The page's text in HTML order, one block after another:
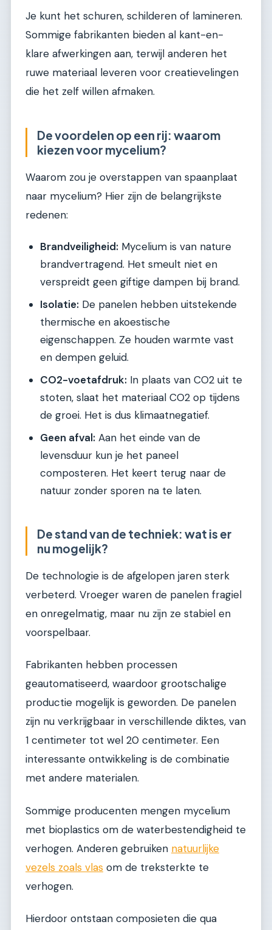
Je kunt het schuren, schilderen of lamineren.
Sommige fabrikanten bieden al kant-en-
klare afwerkingen aan, terwijl anderen het
ruwe materiaal leveren voor creatievelingen
die het zelf willen afmaken.
De voordelen op een rij: waarom
kiezen voor mycelium?
Waarom zou je overstappen van spaanplaat
naar mycelium? Hier zijn de belangrijkste
redenen:
Brandveiligheid: Mycelium is van nature
brandvertragend. Het smeult niet en
verspreidt geen giftige dampen bij brand.
Isolatie: De panelen hebben uitstekende
thermische en akoestische
eigenschappen. Ze houden warmte vast
en dempen geluid.
CO2-voetafdruk: In plaats van CO2 uit te
stoten, slaat het materiaal CO2 op tijdens
de groei. Het is dus klimaatnegatief.
Geen afval: Aan het einde van de
levensduur kun je het paneel
composteren. Het keert terug naar de
natuur zonder sporen na te laten.
De stand van de techniek: wat is er
nu mogelijk?
De technologie is de afgelopen jaren sterk
verbeterd. Vroeger waren de panelen fragiel
en onregelmatig, maar nu zijn ze stabiel en
voorspelbaar.
Fabrikanten hebben processen
geautomatiseerd, waardoor grootschalige
productie mogelijk is geworden. De panelen
zijn nu verkrijgbaar in verschillende diktes, van
1 centimeter tot wel 20 centimeter. Een
interessante ontwikkeling is de combinatie
met andere materialen.
Sommige producenten mengen mycelium
met bioplastics om de waterbestendigheid te
verhogen. Anderen gebruiken natuurlijke
vezels zoals vlas om de treksterkte te
verhogen.
Hierdoor ontstaan composieten die qua